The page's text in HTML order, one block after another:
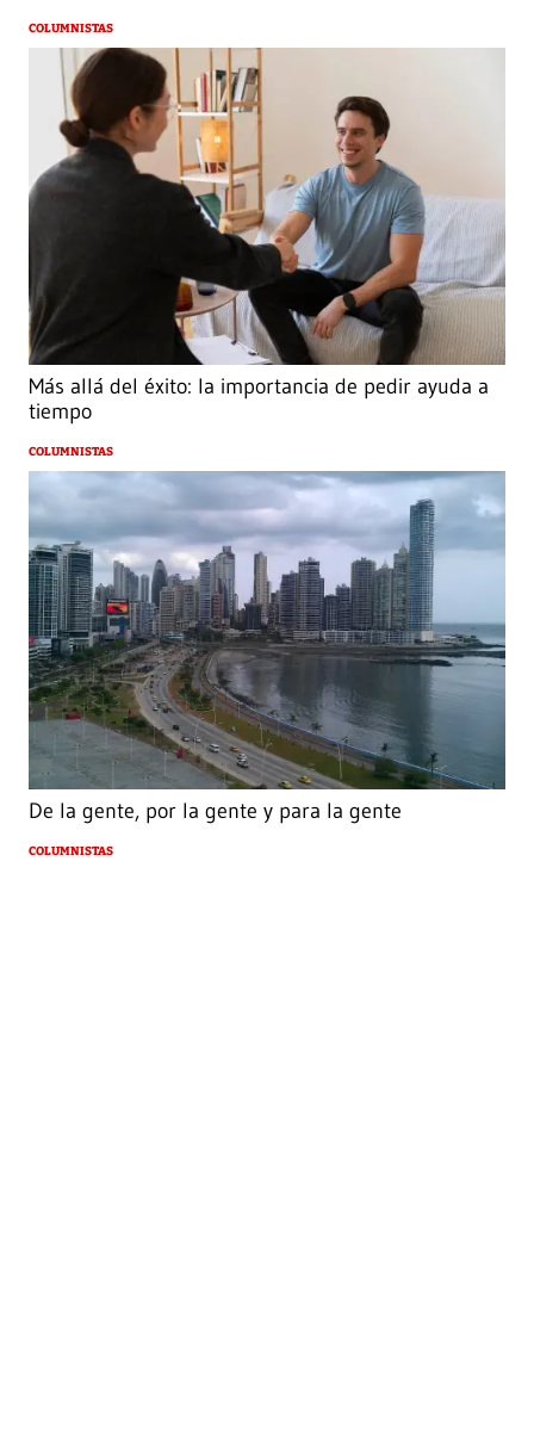
COLUMNISTAS
Más allá del éxito: la importancia de pedir ayuda a
tiempo
COLUMNISTAS
De la gente, por la gente y para la gente
COLUMNISTAS